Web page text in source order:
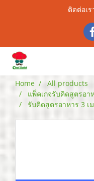
ติดต่อเ
Home
All products
แพ็คเกจรับคิดสูตรอา
รับคิดสูตรอาหาร 3 เ